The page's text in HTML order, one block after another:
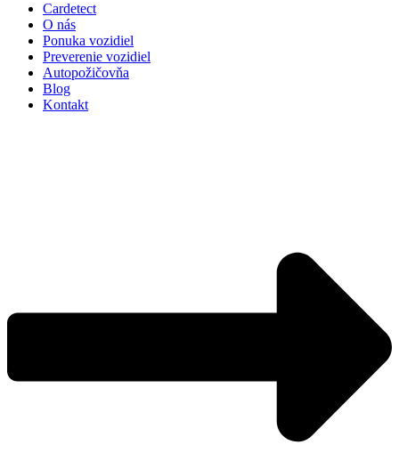
Cardetect
O nás
Ponuka vozidiel
Preverenie vozidiel
Autopožičovňa
Blog
Kontakt